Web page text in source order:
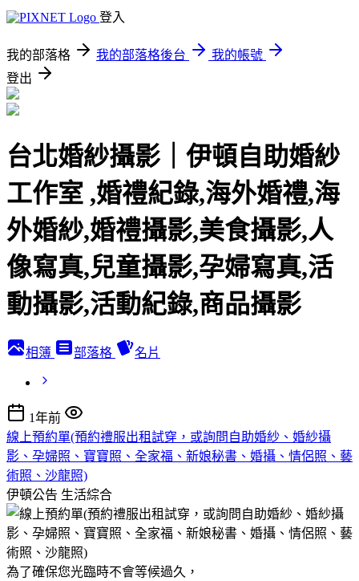
登入
我的部落格 我的部落格後台
我的帳號
登出
台北婚紗攝影｜伊頓自助婚紗
工作室 ,婚禮紀錄,海外婚禮,海
外婚紗,婚禮攝影,美食攝影,人
像寫真,兒童攝影,孕婦寫真,活
動攝影,活動紀錄,商品攝影
相簿 部落格 名片
1年前
線上預約單(預約禮服出租試穿，或詢問自助婚紗、婚紗攝
影、孕婦照、寶寶照、全家福、新娘秘書、婚攝、情侶照、藝
術照、沙龍照)
伊頓公告 生活綜合
為了確保您光臨時不會等候過久，